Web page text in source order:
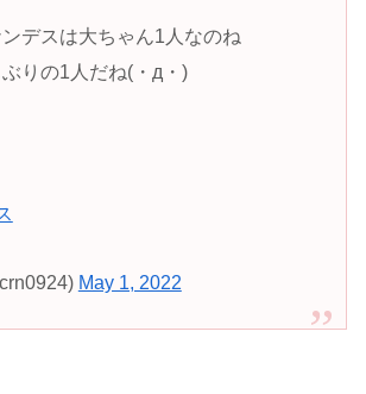
デスは大ちゃん1人なのね
りの1人だね(・д・)
May 1, 2022